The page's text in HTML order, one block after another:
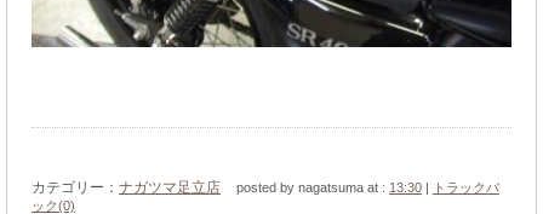
カテゴリー： ナガツマ足立店 posted by nagatsuma at : 13:30 |
トラックバ
ック(0)